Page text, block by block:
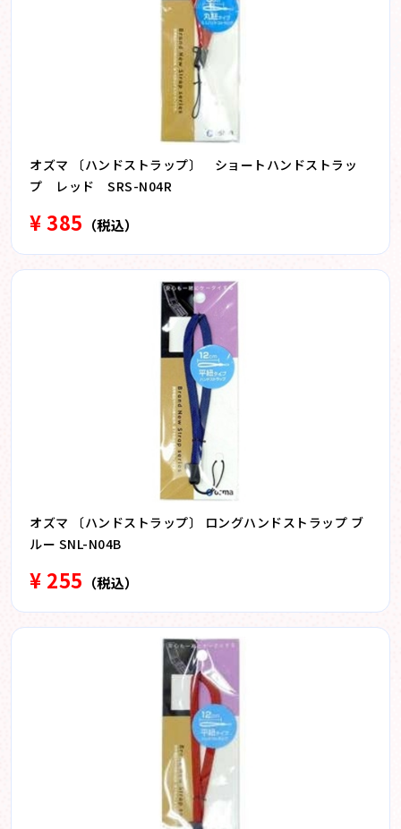
オズマ 〔ハンドストラップ〕 ショートハンドストラッ
プ レッド SRS-N04R
¥ 385 （税込）
オズマ 〔ハンドストラップ〕 ロングハンドストラップ ブ
ルー SNL-N04B
¥ 255 （税込）